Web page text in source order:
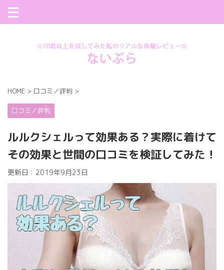
HOME > 口コミ／評判 >
口コミ／評判
ルルクシェルって効果ある？実際に着けて
その効果と世間の口コミを検証してみた！
更新日： 2019年9月23日